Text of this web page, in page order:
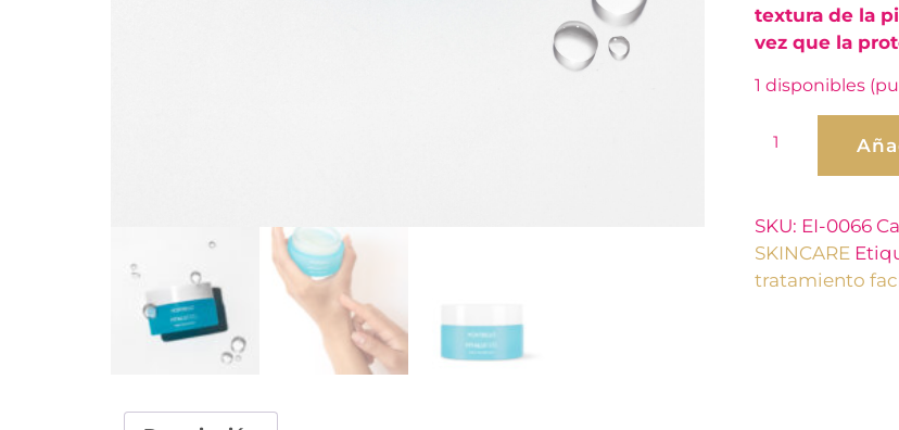
textura de la
vez que la
1 disponibles
SKU: EI-0066
SKINCARE
tratamiento